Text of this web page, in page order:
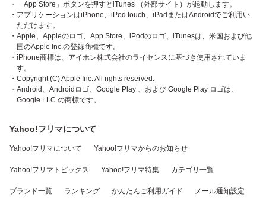
・「App Store」ボタンを押すとiTunes （外部サイト）が起動します。
・アプリケーションはiPhone、iPod touch、iPadまたはAndroidでご利用い
ただけます。
・Apple、Appleのロゴ、App Store、iPodのロゴ、iTunesは、米国および他
国のApple Inc.の登録商標です。
・iPhone商標は、アイホン株式会社のライセンスに基づき使用されていま
す。
・Copyright (C) Apple Inc. All rights reserved.
・Android、Androidロゴ、Google Play 、および Google Play ロゴは、
Google LLC の商標です。
Yahoo!フリマについて
Yahoo!フリマについて Yahoo!フリマからのお知らせ
Yahoo!フリマトピックス Yahoo!フリマ特集 カテゴリ一覧
ブランド一覧 ランキング かんたんご利用ガイド メール通知設定